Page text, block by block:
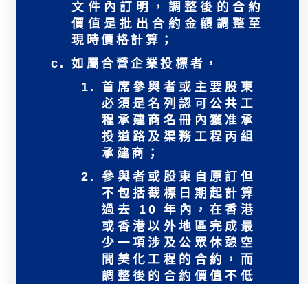
文件內訂明，調整後的合約
價值是批出合約金額調整至
現時價格計算；
如屬合營企業投標者，
首席參與者或主要股東
必須是名列認可公共工
程承建商名冊內獲准承
投道路及渠務工程丙組
承建商；
參與者或股東自原訂但
不包括截標日期起計算
過去 10 年內，在香港
或香港以外地區完成最
少一項涉及公眾休憩空
間美化工程的合約，而
調整後的合約價值不低